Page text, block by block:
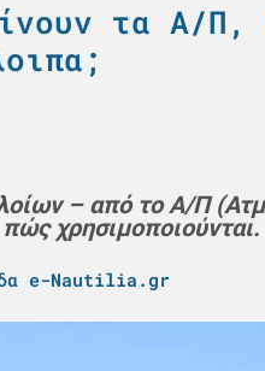
τα Α/
– από το Α/Π
χρησιμοποιούνται.
e-Nautilia.gr